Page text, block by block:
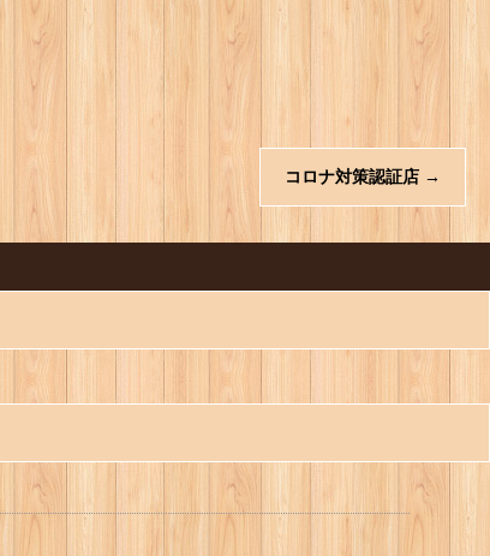
コロナ対策認証店 →